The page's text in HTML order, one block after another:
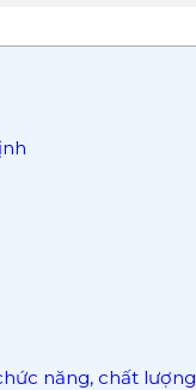
năng, chất